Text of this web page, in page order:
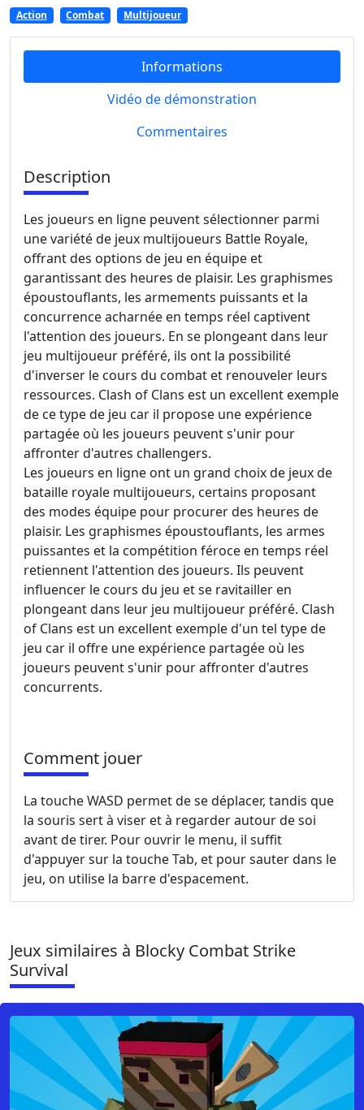
Action Combat Multijoueur
Informations
Vidéo de démonstration
Commentaires
Description
Les joueurs en ligne peuvent sélectionner parmi
une variété de jeux multijoueurs Battle Royale,
offrant des options de jeu en équipe et
garantissant des heures de plaisir. Les graphismes
époustouflants, les armements puissants et la
concurrence acharnée en temps réel captivent
l'attention des joueurs. En se plongeant dans leur
jeu multijoueur préféré, ils ont la possibilité
d'inverser le cours du combat et renouveler leurs
ressources. Clash of Clans est un excellent exemple
de ce type de jeu car il propose une expérience
partagée où les joueurs peuvent s'unir pour
affronter d'autres challengers.
Les joueurs en ligne ont un grand choix de jeux de
bataille royale multijoueurs, certains proposant
des modes équipe pour procurer des heures de
plaisir. Les graphismes époustouflants, les armes
puissantes et la compétition féroce en temps réel
retiennent l'attention des joueurs. Ils peuvent
influencer le cours du jeu et se ravitailler en
plongeant dans leur jeu multijoueur préféré. Clash
of Clans est un excellent exemple d'un tel type de
jeu car il offre une expérience partagée où les
joueurs peuvent s'unir pour affronter d'autres
concurrents.
Comment jouer
La touche WASD permet de se déplacer, tandis que
la souris sert à viser et à regarder autour de soi
avant de tirer. Pour ouvrir le menu, il suffit
d'appuyer sur la touche Tab, et pour sauter dans le
jeu, on utilise la barre d'espacement.
Jeux similaires à Blocky Combat Strike
Survival